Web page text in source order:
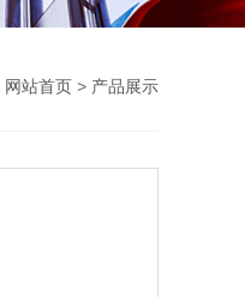
网站首页 > 产品展示